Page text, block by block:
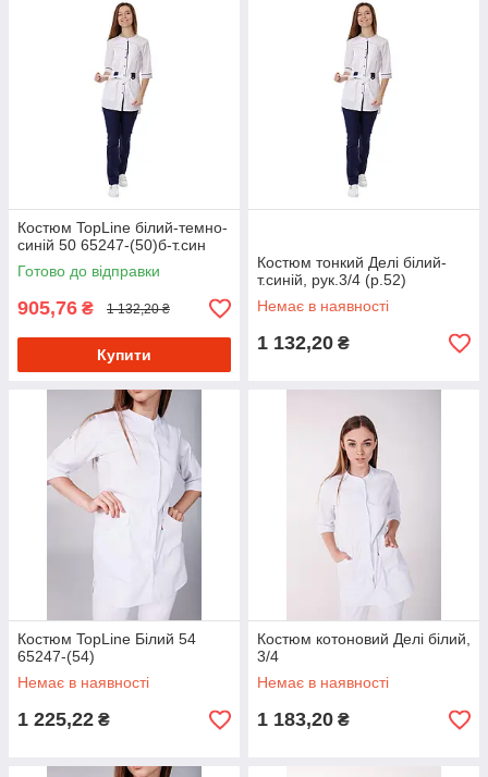
Костюм TopLine білий-темно-
синій 50 65247-(50)б-т.син
Готово до відправки
905,76 ₴ 1 132,20 ₴
Купити
Костюм тонкий Делі білий-
т.синій, рук.3/4 (р.52)
Немає в наявності
1 132,20 ₴
Костюм TopLine Білий 54
65247-(54)
Немає в наявності
1 225,22 ₴
Костюм котоновий Делі білий,
3/4
Немає в наявності
1 183,20 ₴